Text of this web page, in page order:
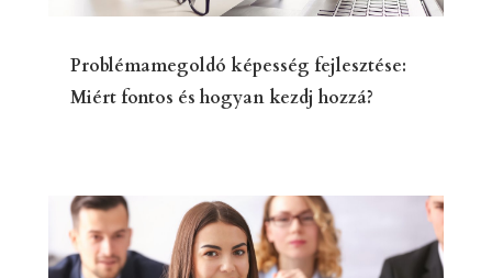
Problémamegoldó képesség fejlesztése:
Miért fontos és hogyan kezdj hozzá?